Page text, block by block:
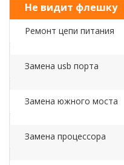
Не видит флешку
Ремонт цепи питания
Замена usb порта
Замена южного моста
Замена процессора